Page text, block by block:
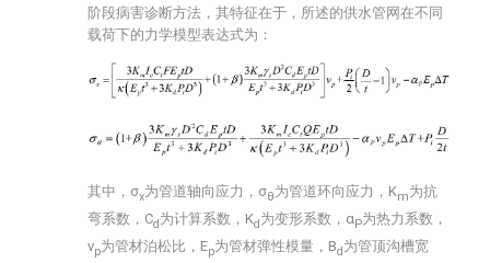
阶段病害诊断方法，其特征在于，所述的供水管网在不同
载荷下的力学模型表达式为：
其中，σx为管道轴向应力，σθ为管道环向应力，Km为抗
弯系数，Cd为计算系数，Kd为变形系数，αP为热力系数，
vp为管材泊松比，Ep为管材弹性模量，Bd为管顶沟槽宽